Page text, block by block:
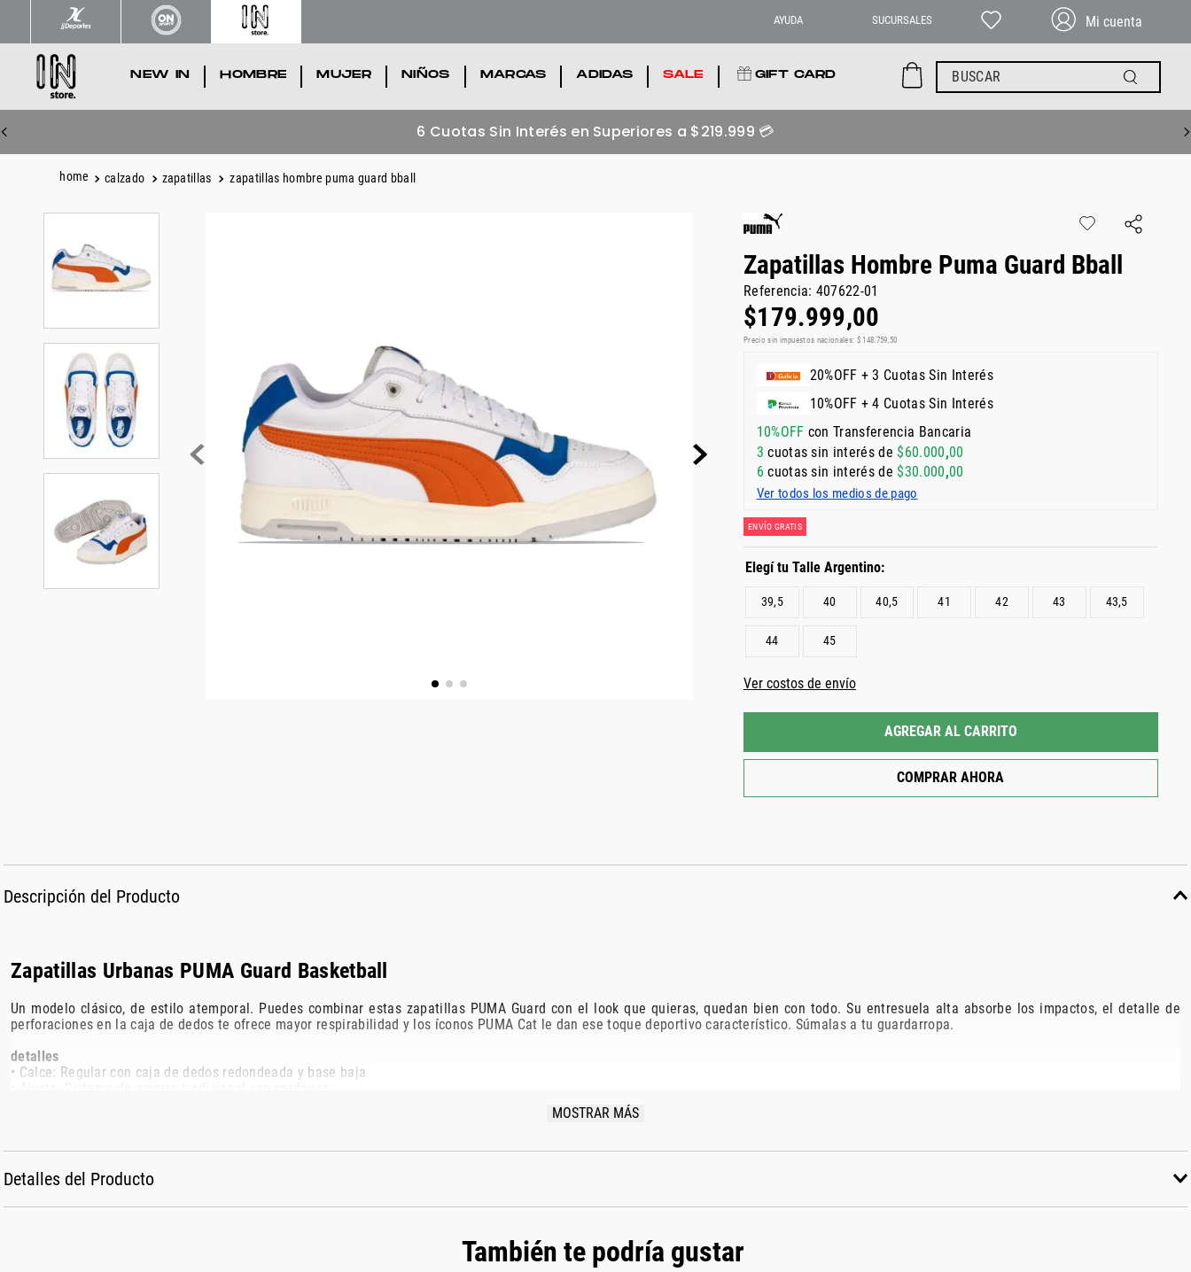
AYUDA SUCURSALES
NEW IN HOMBRE MUJER NIÑOS MARCAS ADIDAS SALE GIFT CARD BUSCAR
6 Cuotas Sin Interés en Superiores a $219.999 💳
calzado zapatillas zapatillas hombre puma guard bball
Zapatillas Hombre Puma Guard Bball
Referencia: 407622-01
$179.999,00
Precio sin impuestos nacionales: $ 148 759 50
20%OFF + 3 Cuotas Sin Interés
10%OFF + 4 Cuotas Sin Interés
10%OFF con Transferencia Bancaria
3 cuotas sin interés de $60.000,00
6 cuotas sin interés de $30.000,00
Ver todos los medios de pago
ENVÍO GRATIS
39,5 40 40,5 41 42 43 43,5
44 45
Ver costos de envío
AGREGAR AL CARRITO
COMPRAR AHORA
Descripción del Producto
Zapatillas Urbanas PUMA Guard Basketball
Un modelo clásico, de estilo atemporal. Puedes combinar estas zapatillas PUMA Guard con el look que quieras, quedan bien con todo. Su entresuela alta absorbe los impactos, el detalle de
perforaciones en la caja de dedos te ofrece mayor respirabilidad y los íconos PUMA Cat le dan ese toque deportivo característico. Súmalas a tu guardarropa.
detalles
• Calce: Regular con caja de dedos redondeada y base baja
• Confort: Entresuela alta que absorbe eficientemente los impactos y panel de perforaciones en la puntera para una óptima respirabilidad
• Origen: Hecho en Indonesia
MOSTRAR MÁS
Detalles del Producto
También te podría gustar